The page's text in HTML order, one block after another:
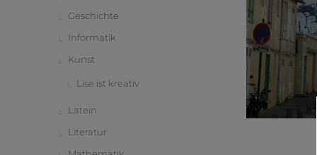
Geschichte
Informatik
Kunst
Lise ist kreativ
Latein
Literatur